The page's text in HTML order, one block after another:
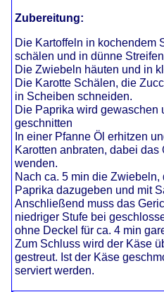
Zubereitung:
Die Kartoffeln in kochendem
schälen und in dünne
Die Zwiebeln häuten und in
Die Karotte Schälen, die
in Scheiben schneiden.
Die Paprika wird gewaschen
geschnitten
In einer Pfanne Öl erhitzen
Karotten anbraten, dabei
wenden.
Nach ca. 5 min die
Paprika dazugeben und mit
Anschließend muss das
niedriger Stufe bei
ohne Deckel für ca. 4 min
Zum Schluss wird der Käse
gestreut. Ist der Käse
serviert werden.